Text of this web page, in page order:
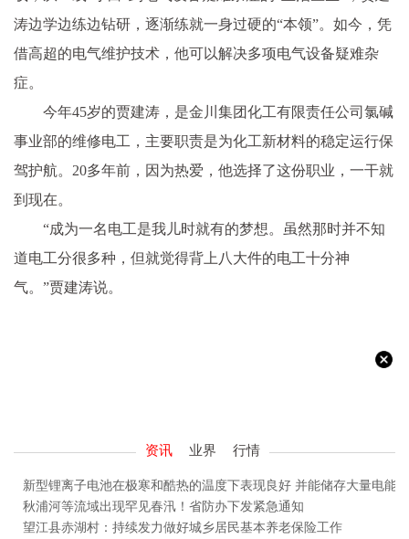
涛边学边练边钻研，逐渐练就一身过硬的“本领”。如今，凭
借高超的电气维护技术，他可以解决多项电气设备疑难杂
症。
今年45岁的贾建涛，是金川集团化工有限责任公司氯碱
事业部的维修电工，主要职责是为化工新材料的稳定运行保
驾护航。20多年前，因为热爱，他选择了这份职业，一干就
到现在。
“成为一名电工是我儿时就有的梦想。虽然那时并不知
道电工分很多种，但就觉得背上八大件的电工十分神
气。”贾建涛说。
资讯 业界 行情
新型锂离子电池在极寒和酷热的温度下表现良好 并能储存大量电能
秋浦河等流域出现罕见春汛！省防办下发紧急通知
望江县赤湖村：持续发力做好城乡居民基本养老保险工作